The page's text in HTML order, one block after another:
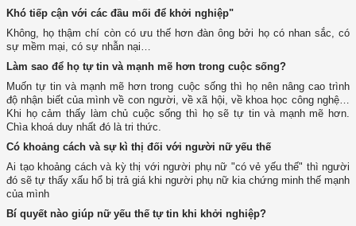
Khó tiếp cận với các đầu mối để khởi nghiệp"
Không, họ thậm chí còn có ưu thế hơn đàn ông bởi họ có nhan sắc, có
sự mềm mại, có sự nhẫn nại…
Làm sao để họ tự tin và mạnh mẽ hơn trong cuộc sống?
Muốn tự tin và mạnh mẽ hơn trong cuộc sống thì họ nên nâng cao trình
độ nhận biết của mình về con người, về xã hội, về khoa học công nghệ…
Khi họ cảm thấy làm chủ cuộc sống thì họ sẽ tự tin và mạnh mẽ hơn.
Chìa khoá duy nhất đó là tri thức.
Có khoảng cách và sự kì thị đối với người nữ yếu thế
Ai tạo khoảng cách và kỳ thị với người phụ nữ "có vẻ yếu thế" thì người
đó sẽ tự thấy xấu hổ bị trả giá khi người phụ nữ kia chứng minh thế mạnh
của mình
Bí quyết nào giúp nữ yếu thế tự tin khi khởi nghiệp?